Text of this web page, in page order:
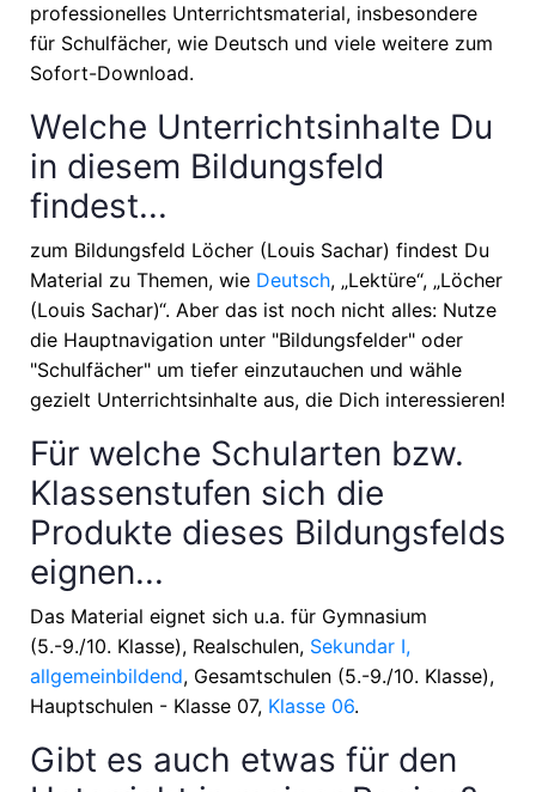
professionelles Unterrichtsmaterial, insbesondere
für Schulfächer, wie Deutsch und viele weitere zum
Sofort-Download.
Welche Unterrichtsinhalte Du
in diesem Bildungsfeld
findest...
zum Bildungsfeld Löcher (Louis Sachar) findest Du
Material zu Themen, wie Deutsch, „Lektüre“, „Löcher
(Louis Sachar)“. Aber das ist noch nicht alles: Nutze
die Hauptnavigation unter "Bildungsfelder" oder
"Schulfächer" um tiefer einzutauchen und wähle
gezielt Unterrichtsinhalte aus, die Dich interessieren!
Für welche Schularten bzw.
Klassenstufen sich die
Produkte dieses Bildungsfelds
eignen...
Das Material eignet sich u.a. für Gymnasium
(5.-9./10. Klasse), Realschulen, Sekundar I,
allgemeinbildend, Gesamtschulen (5.-9./10. Klasse),
Hauptschulen - Klasse 07, Klasse 06.
Gibt es auch etwas für den